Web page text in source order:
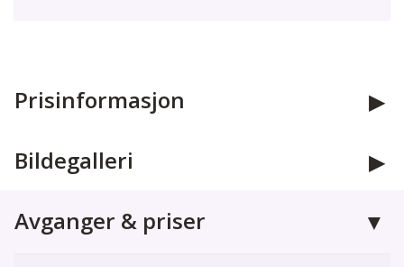
Prisinformasjon
Bildegalleri
Avganger & priser